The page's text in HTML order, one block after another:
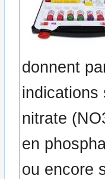
donnent
indications
nitrate
en
ou encore